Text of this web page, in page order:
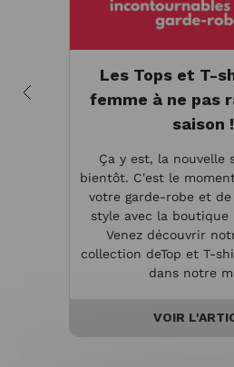
Les Tops et T-
femme à ne pas
saison !
Ça y est, la nouvelle
bientôt. C'est le
votre garde-robe et
style avec la boutique
Venez découvrir
collection deTop et T-
dans notre
VOIR